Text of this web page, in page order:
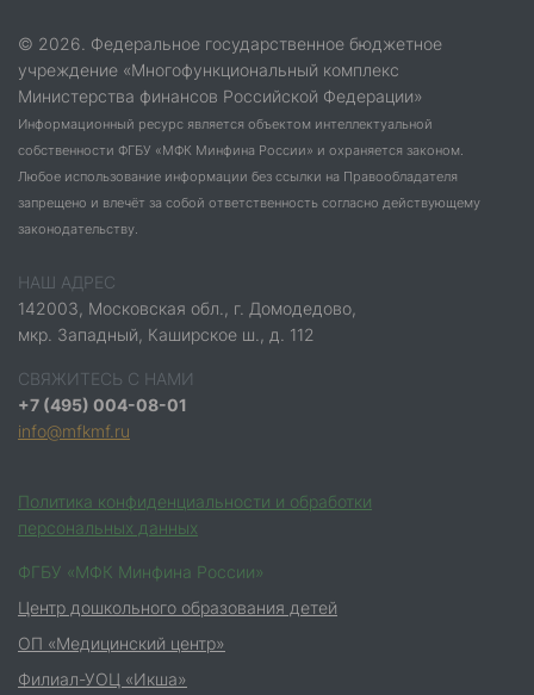
© 2026. Федеральное государственное бюджетное
учреждение «Многофункциональный комплекс
Министерства финансов Российской Федерации»
Информационный ресурс является объектом интеллектуальной
собственности ФГБУ «МФК Минфина России» и охраняется законом.
Любое использование информации без ссылки на Правообладателя
запрещено и влечёт за собой ответственность согласно действующему
законодательству.
НАШ АДРЕС
142003, Московская обл., г. Домодедово,
мкр. Западный, Каширское ш., д. 112
СВЯЖИТЕСЬ С НАМИ
+7 (495) 004-08-01
info@mfkmf.ru
Политика конфиденциальности и обработки
персональных данных
ФГБУ «МФК Минфина России»
Центр дошкольного образования детей
ОП «Медицинский центр»
Филиал-УОЦ «Икша»